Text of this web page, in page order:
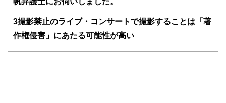
執筆者・監修者による執筆体制を築くことで、内容のわかり
やすさはもちろんのこと、読み応えのあるコンテンツと確か
3撮影禁止のライブ・コンサートで撮影することは「著
作権侵害」にあたる可能性が高い